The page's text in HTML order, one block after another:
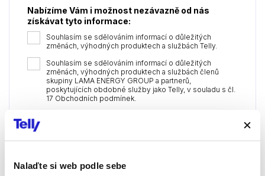
Nalaďte si web podle sebe
Nabízíme Vám i možnost nezávazně od nás
získávat tyto informace:
Souhlasím se sdělováním informací o důležitých
změnách, výhodných produktech a službách Telly.
Souhlasím se sdělováním informací o důležitých
změnách, výhodných produktech a službách členů
skupiny LAMA ENERGY GROUP a partnerů,
poskytujících obdobné služby jako Telly, v souladu s čl.
17 Obchodních podmínek.